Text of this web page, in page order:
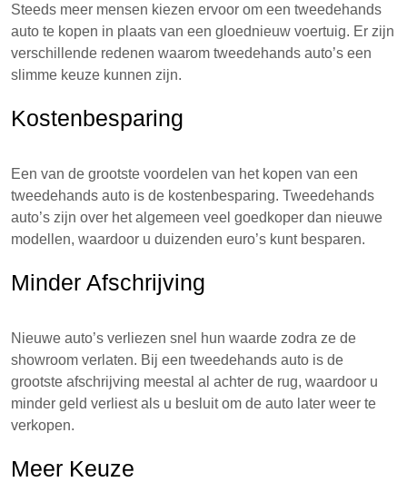
Steeds meer mensen kiezen ervoor om een tweedehands
auto te kopen in plaats van een gloednieuw voertuig. Er zijn
verschillende redenen waarom tweedehands auto’s een
slimme keuze kunnen zijn.
Kostenbesparing
Een van de grootste voordelen van het kopen van een
tweedehands auto is de kostenbesparing. Tweedehands
auto’s zijn over het algemeen veel goedkoper dan nieuwe
modellen, waardoor u duizenden euro’s kunt besparen.
Minder Afschrijving
Nieuwe auto’s verliezen snel hun waarde zodra ze de
showroom verlaten. Bij een tweedehands auto is de
grootste afschrijving meestal al achter de rug, waardoor u
minder geld verliest als u besluit om de auto later weer te
verkopen.
Meer Keuze